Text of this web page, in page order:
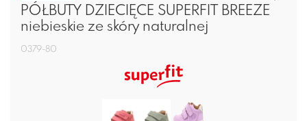
PÓŁBUTY DZIECIĘCE SUPERFIT BREEZE
niebieskie ze skóry naturalnej
0379-80